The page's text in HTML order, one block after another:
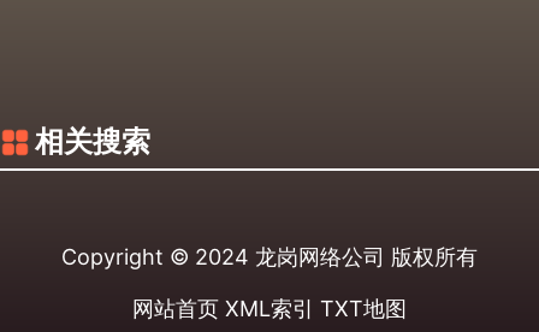
相关搜索
Copyright © 2024 龙岗网络公司 版权所有
网站首页 XML索引 TXT地图